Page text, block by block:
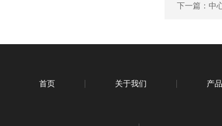
下一篇： 中
首页 关于我们 产